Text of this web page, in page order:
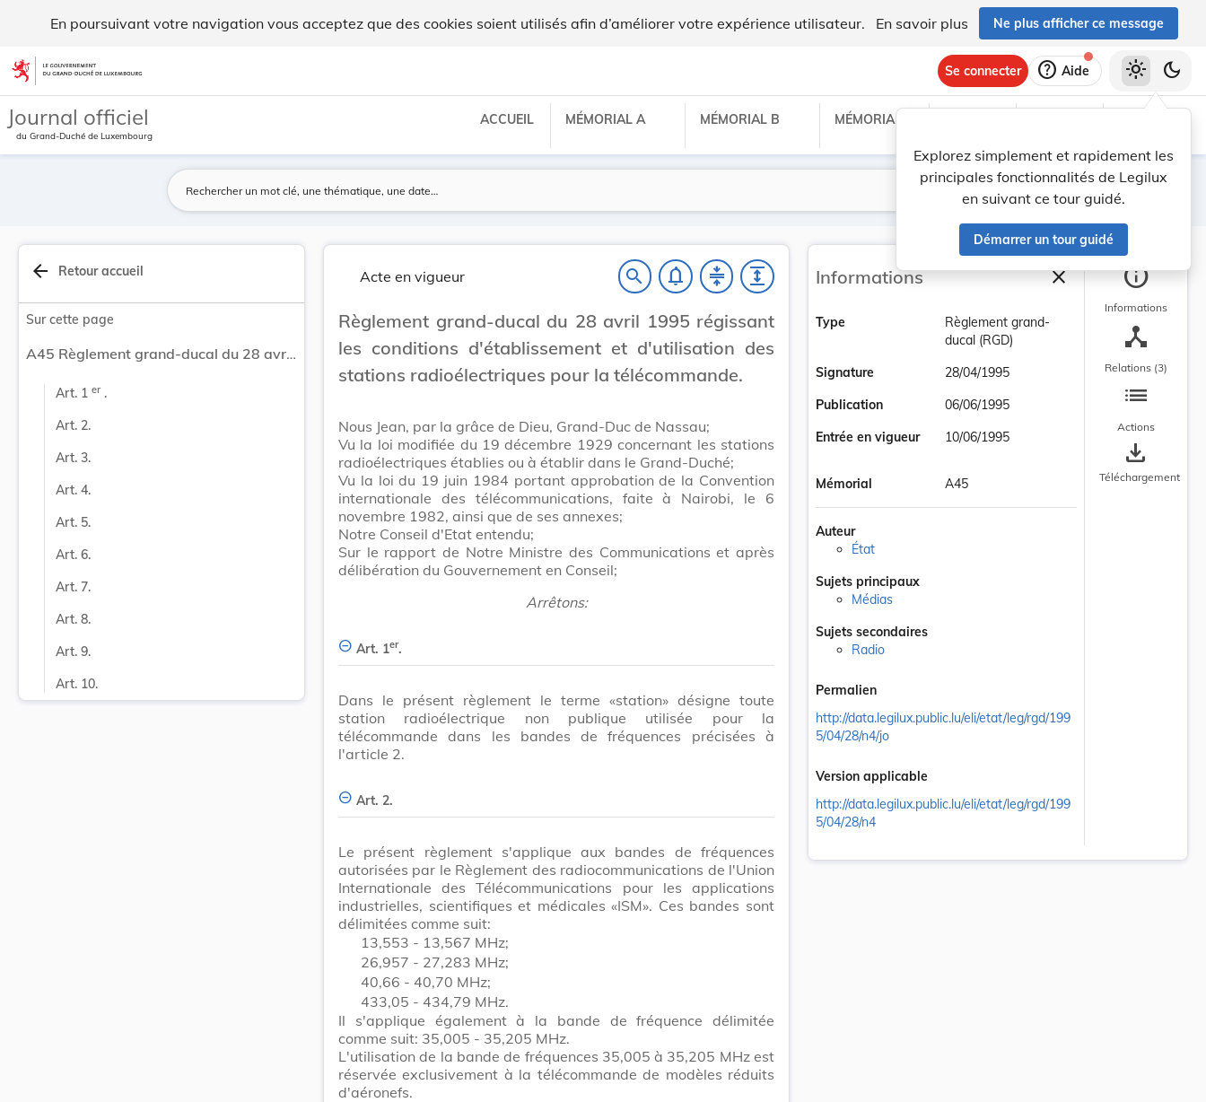
En poursuivant votre navigation vous acceptez que des cookies soient utilisés afin d’améliorer votre expérience utilisateur. En savoir plus Ne plus afficher ce message
Aller au contenu
Se connecter help Aide
Explorez simplement et rapidement les
principales fonctionnalités de Legilux
en suivant ce tour guidé.
Démarrer un tour guidé
light_mode dark_mode
Journal officiel
du Grand-Duché de Luxembourg
ACCUEIL MÉMORIAL A MÉMORIAL B MÉMORIAL C
Lancer la recherche
Filtres
arrow_back Retour accueil
Sur cette page
A45 Règlement grand-ducal du 28 avril 1995 régissant les conditions d'établissement et d'utilisation des stations radioélectriques pour la télécommande.
Art. 1 er .
Art. 2.
Art. 3.
Art. 4.
Art. 5.
Art. 6.
Art. 7.
Art. 8.
Art. 9.
Art. 10.
Acte en vigueur search notifications_none compress expand
Règlement grand-ducal du 28 avril 1995 régissant
les conditions d'établissement et d'utilisation des
stations radioélectriques pour la télécommande.
Nous Jean, par la grâce de Dieu, Grand-Duc de Nassau;
Vu la loi modifiée du 19 décembre 1929 concernant les stations
radioélectriques établies ou à établir dans le Grand-Duché;
Vu la loi du 19 juin 1984 portant approbation de la Convention
internationale des télécommunications, faite à Nairobi, le 6
novembre 1982, ainsi que de ses annexes;
Notre Conseil d'Etat entendu;
Sur le rapport de Notre Ministre des Communications et après
délibération du Gouvernement en Conseil;
Arrêtons:
Art. 1er.
Dans le présent règlement le terme «station» désigne toute
station radioélectrique non publique utilisée pour la
télécommande dans les bandes de fréquences précisées à
l'article 2.
Art. 2.
Le présent règlement s'applique aux bandes de fréquences
autorisées par le Règlement des radiocommunications de l'Union
Internationale des Télécommunications pour les applications
industrielles, scientifiques et médicales «ISM». Ces bandes sont
délimitées comme suit:
13,553 - 13,567 MHz;
26,957 - 27,283 MHz;
40,66 - 40,70 MHz;
433,05 - 434,79 MHz.
Il s'applique également à la bande de fréquence délimitée
comme suit: 35,005 - 35,205 MHz.
L'utilisation de la bande de fréquences 35,005 à 35,205 MHz est
réservée exclusivement à la télécommande de modèles réduits
d'aéronefs.
Informations closeFermer la barre
Type
Règlement grand-
ducal (RGD)
Signature
28/04/1995
Publication
06/06/1995
Entrée en vigueur
10/06/1995
Mémorial A45
Auteur
État
Sujets principaux
Médias
Sujets secondaires
Radio
Permalien
http://data.legilux.public.lu/eli/etat/leg/rgd/199
5/04/28/n4/jo
Version applicable
http://data.legilux.public.lu/eli/etat/leg/rgd/199
5/04/28/n4
info
Informations
device_hub
Relations (3)
list
Actions
save_alt
Téléchargement